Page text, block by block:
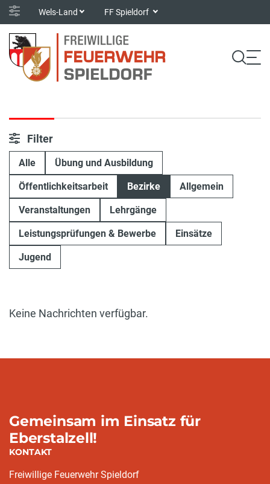
Wels-Land FF Spieldorf
Filter
Alle Übung und Ausbildung
Öffentlichkeitsarbeit Bezirke Allgemein
Veranstaltungen Lehrgänge
Leistungsprüfungen & Bewerbe Einsätze
Jugend
Keine Nachrichten verfügbar.
Gemeinsam im Einsatz für
Eberstalzell!
KONTAKT
Freiwillige Feuerwehr Spieldorf